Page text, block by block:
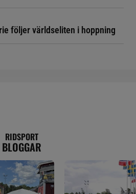
följer världseliten i hoppning
RIDSPORT
BLOGGAR